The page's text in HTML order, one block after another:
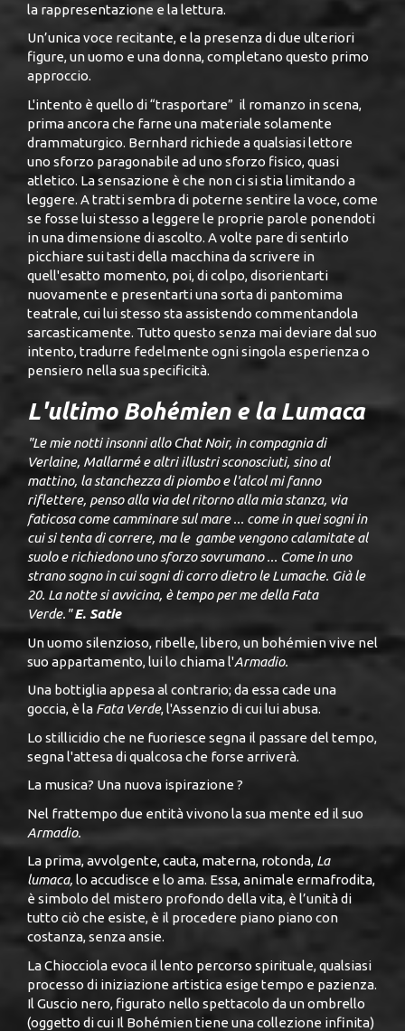
la rappresentazione e la lettura.
Un’unica voce recitante, e la presenza di due ulteriori
figure, un uomo e una donna, completano questo primo
approccio.
L'intento è quello di “trasportare” il romanzo in scena,
prima ancora che farne una materiale solamente
drammaturgico. Bernhard richiede a qualsiasi lettore
uno sforzo paragonabile ad uno sforzo fisico, quasi
atletico. La sensazione è che non ci si stia limitando a
leggere. A tratti sembra di poterne sentire la voce, come
se fosse lui stesso a leggere le proprie parole ponendoti
in una dimensione di ascolto. A volte pare di sentirlo
picchiare sui tasti della macchina da scrivere in
quell'esatto momento, poi, di colpo, disorientarti
nuovamente e presentarti una sorta di pantomima
teatrale, cui lui stesso sta assistendo commentandola
sarcasticamente. Tutto questo senza mai deviare dal suo
intento, tradurre fedelmente ogni singola esperienza o
pensiero nella sua specificità.
L'ultimo Bohémien e la Lumaca
"Le mie notti insonni allo Chat Noir, in compagnia di
Verlaine, Mallarmé e altri illustri sconosciuti, sino al
mattino, la stanchezza di piombo e l'alcol mi fanno
riflettere, penso alla via del ritorno alla mia stanza, via
faticosa come camminare sul mare ... come in quei sogni in
cui si tenta di correre, ma le gambe vengono calamitate al
suolo e richiedono uno sforzo sovrumano ... Come in uno
strano sogno in cui sogni di corro dietro le Lumache. Già le
20. La notte si avvicina, è tempo per me della Fata
Verde."E. Satie
Un uomo silenzioso, ribelle, libero, un bohémien vive nel
suo appartamento, lui lo chiama l'Armadio.
Una bottiglia appesa al contrario; da essa cade una
goccia, è la Fata Verde, l'Assenzio di cui lui abusa.
Lo stillicidio che ne fuoriesce segna il passare del tempo,
segna l'attesa di qualcosa che forse arriverà.
La musica? Una nuova ispirazione ?
Nel frattempo due entità vivono la sua mente ed il suo
Armadio.
La prima, avvolgente, cauta, materna, rotonda, La
lumaca, lo accudisce e lo ama. Essa, animale ermafrodita,
è simbolo del mistero profondo della vita, è l’unità di
tutto ciò che esiste, è il procedere piano piano con
costanza, senza ansie.
La Chiocciola evoca il lento percorso spirituale, qualsiasi
processo di iniziazione artistica esige tempo e pazienza.
Il Guscio nero, figurato nello spettacolo da un ombrello
(oggetto di cui Il Bohémien tiene una collezione infinita)